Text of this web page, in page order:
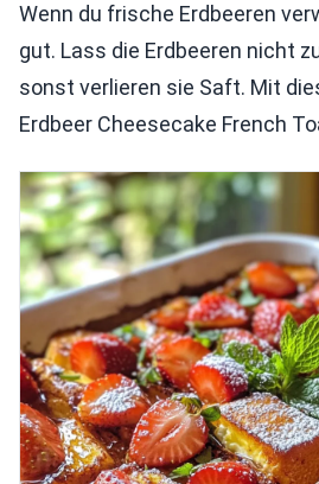
Wenn du frische Erdbeeren
gut. Lass die Erdbeeren nicht
sonst verlieren sie Saft. Mit
Erdbeer Cheesecake French